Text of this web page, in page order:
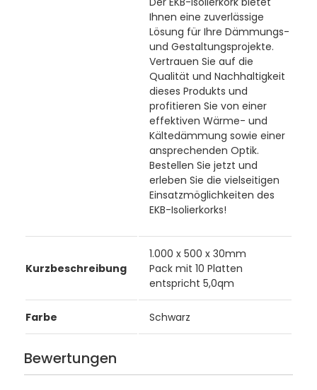
Ihnen eine zuverlässige
Lösung für Ihre Dämmungs-
und Gestaltungsprojekte.
Vertrauen Sie auf die
Qualität und Nachhaltigkeit
dieses Produkts und
profitieren Sie von einer
effektiven Wärme- und
Kältedämmung sowie einer
ansprechenden Optik.
Bestellen Sie jetzt und
erleben Sie die vielseitigen
Einsatzmöglichkeiten des
EKB-Isolierkorks!
Kurzbeschreibung
1.000 x 500 x 30mm
Pack mit 10 Platten
entspricht 5,0qm
Farbe Schwarz
Bewertungen